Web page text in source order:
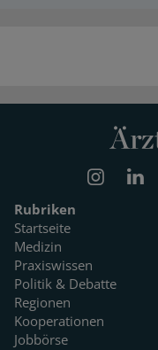
Rubriken
Startseite
Medizin
Praxiswissen
Politik & Debatte
Regionen
Kooperationen
Jobbörse